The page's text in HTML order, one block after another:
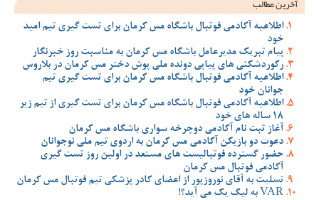
آخرین مطالب
اطلاعیه آکادمی فوتبال باشگاه مس کرمان برای تست گیری تیم امید
خود
پیام تبریک مدیرعامل باشگاه مس کرمان به مناسبت روز خبرنگار
رکوردشکنی های پیاپی دونده ملی پوش دختر مس کرمان در بلاروس
اطلاعیه آکادمی فوتبال باشگاه مس کرمان برای تست گیری تیم
جوانان خود
اطلاعیه آکادمی فوتبال باشگاه مس کرمان برای تست گیری از تیم زیر
18 ساله های خود
آغاز ثبت نام آکادمی دوچرخه سواری باشگاه مس کرمان
دعوت دو بازیکن آکادمی مس کرمان به اردوی تیم ملی نوجوانان
حضور گسترده فوتبالیست های مستعد در اولین روز تست گیری
آکادمی فوتبال مس کرمان
تسلیت به آقای نوروزپور از اعضای کادر پزشکی تیم فوتبال مس کرمان
VAR به لیگ یک می آید؟!